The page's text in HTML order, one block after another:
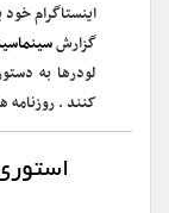
اینستاگرام
گزارش
لودرها به
کنند .